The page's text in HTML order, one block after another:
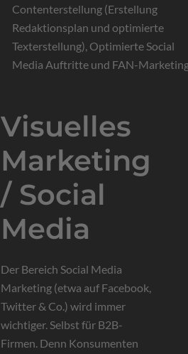
Contenterstellung (Erstellung
Redaktionsplan und optimierte
Texterstellung), Optimierte Social
Media Auftritte und FAN-
Visuelles
Marketing
/ Social
Media
Der Bereich Social Media
Marketing (etwa auf Facebook,
Twitter & Co.) wird immer
wichtiger. Selbst für B2B-
Firmen. Denn Konsumenten